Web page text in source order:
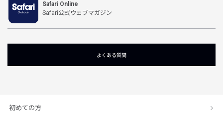
Safari Online
Safari公式ウェブマガジン
よくある質問
初めての方